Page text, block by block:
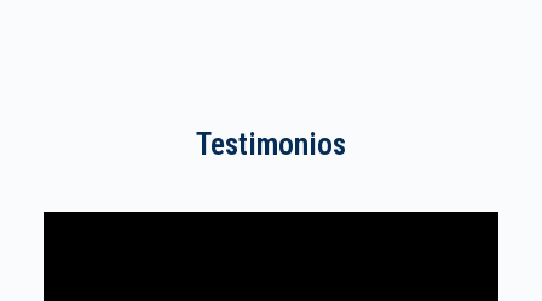
Testimonios